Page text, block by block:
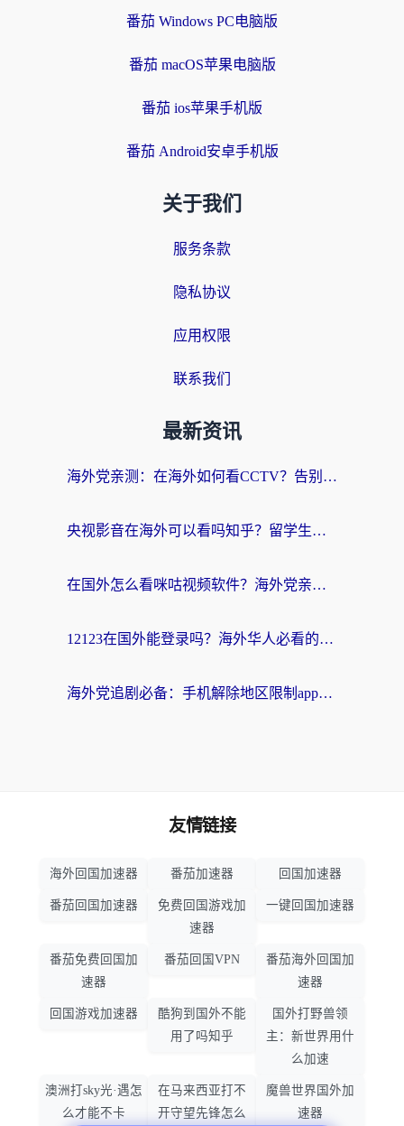
番茄 Windows PC电脑版
番茄 macOS苹果电脑版
番茄 ios苹果手机版
番茄 Android安卓手机版
关于我们
服务条款
隐私协议
应用权限
联系我们
最新资讯
海外党亲测：在海外如何看CCTV？告别“仅限大陆播放”的实用指南
央视影音在海外可以看吗知乎？留学生亲测：3步解决地域限制+追剧自由
在国外怎么看咪咕视频软件？海外党亲测有效的回国加速方案
12123在国外能登录吗？海外华人必看的回国加速实用指南
海外党追剧必备：手机解除地区限制app怎么选？解决央视视频&国内剧地区限制全指南
友情链接
海外回国加速器 番茄加速器 回国加速器
番茄回国加速器
免费回国游戏加
速器
一键回国加速器
番茄免费回国加
速器
番茄回国VPN
番茄海外回国加
速器
回国游戏加速器
酷狗到国外不能
用了吗知乎
国外打野兽领
主：新世界用什
么加速
澳洲打sky光·遇怎
么才能不卡
在马来西亚打不
开守望先锋怎么
魔兽世界国外加
速器